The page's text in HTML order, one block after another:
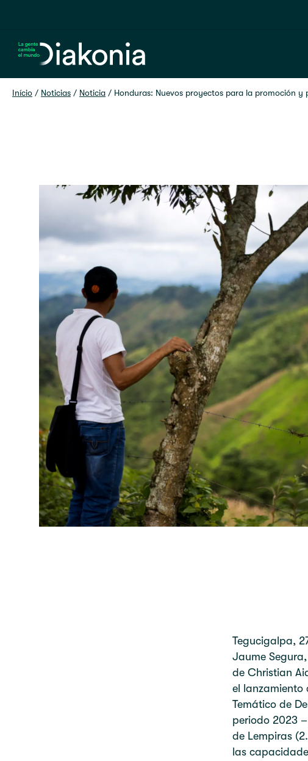
Home
Início / Noticias / Noticia / Honduras: Nuevos proyectos para la promoción y
Tegucigalpa,
Jaume
de Christian
el lanzamiento
Temático de
periodo 2023
de Lempiras
las